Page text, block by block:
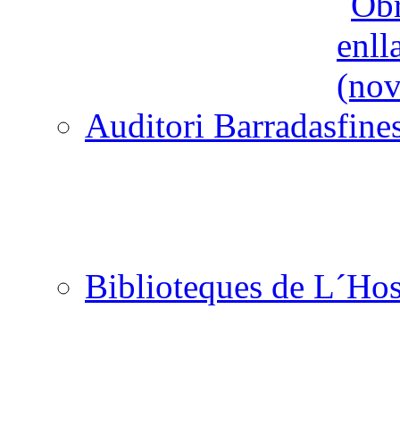
Auditori Barradas
Biblioteques de